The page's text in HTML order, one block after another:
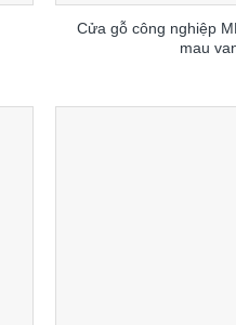
Cửa gỗ công nghiệp
mau